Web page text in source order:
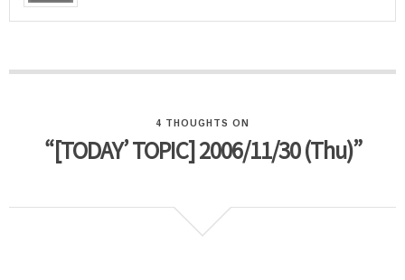
4 THOUGHTS ON
“[TODAY’ TOPIC] 2006/11/30 (Thu)”